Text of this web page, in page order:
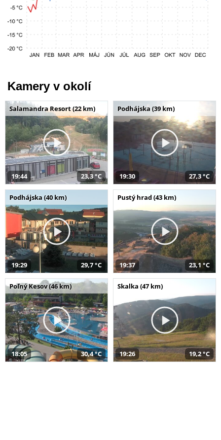
Kamery v okolí
Salamandra Resort (22 km)
19:44 23,3 °C
Podhájska (39 km)
19:30 27,3 °C
Podhájska (40 km)
19:29 29,7 °C
Pustý hrad (43 km)
19:37 23,1 °C
Poľný Kesov (46 km)
18:05 30,4 °C
Skalka (47 km)
19:26 19,2 °C